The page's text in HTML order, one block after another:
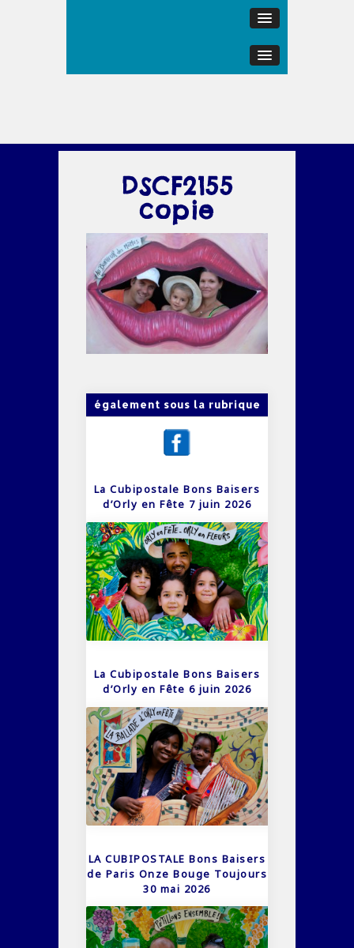
DSCF2155
copie
également sous la rubrique
La Cubipostale Bons Baisers
d’Orly en Fête 7 juin 2026
La Cubipostale Bons Baisers
d’Orly en Fête 6 juin 2026
LA CUBIPOSTALE Bons Baisers
de Paris Onze Bouge Toujours
30 mai 2026